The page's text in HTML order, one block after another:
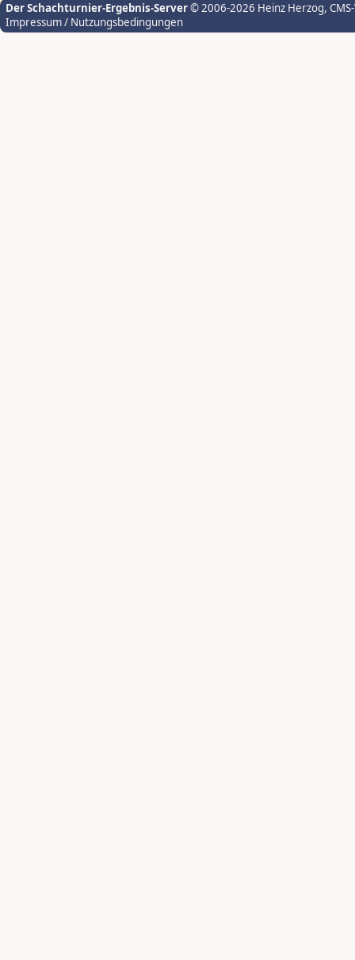
Der Schachturnier-Ergebnis-Server© 2006-2026 Heinz Herzog,
Impressum / Nutzungsbedingungen